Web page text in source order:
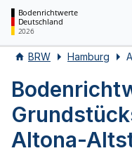
Bodenrichtwerte
Deutschland
2026
BRW Hamburg
Altona-